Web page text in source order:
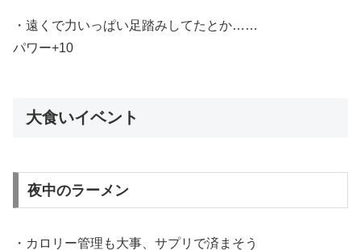
・遠くで力いっぱい足踏みしてたとか……
パワー+10
大食いイベント
夜中のラーメン
・カロリー管理も大事、サプリで済まそう